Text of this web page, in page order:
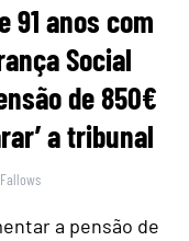
91 anos com
Social
de 850€
a tribunal
a pensão de